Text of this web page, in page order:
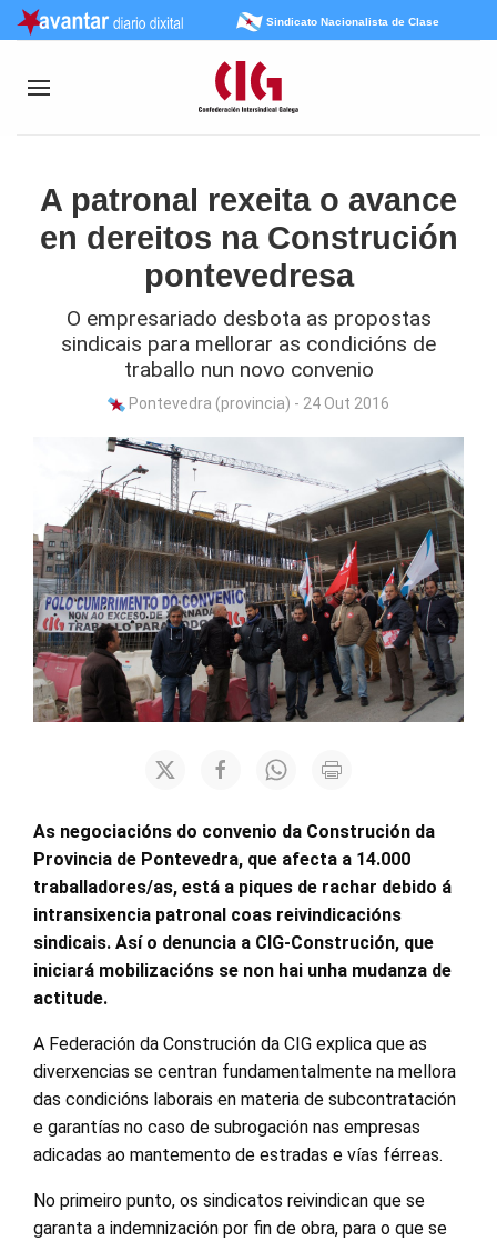
Sindicato Nacionalista de Clase
A patronal rexeita o avance
en dereitos na Construción
pontevedresa
O empresariado desbota as propostas
sindicais para mellorar as condicións de
traballo nun novo convenio
Pontevedra (provincia) - 24 Out 2016
As negociacións do convenio da Construción da
Provincia de Pontevedra, que afecta a 14.000
traballadores/as, está a piques de rachar debido á
intransixencia patronal coas reivindicacións
sindicais. Así o denuncia a CIG-Construción, que
iniciará mobilizacións se non hai unha mudanza de
actitude.
A Federación da Construción da CIG explica que as
diverxencias se centran fundamentalmente na mellora
das condicións laborais en materia de subcontratación
e garantías no caso de subrogación nas empresas
adicadas ao mantemento de estradas e vías férreas.
No primeiro punto, os sindicatos reivindican que se
garanta a indemnización por fin de obra, para o que se